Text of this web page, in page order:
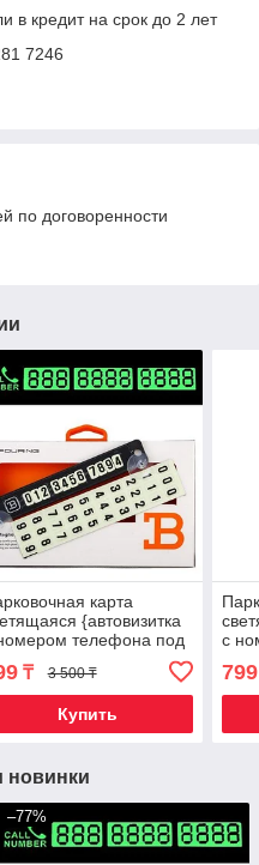
в кредит на срок до 2 лет
7246
по договоренности
карта
{автовизитка
телефона под
₸ 3 500 ₸
Купить
с
799
новинки
–77%